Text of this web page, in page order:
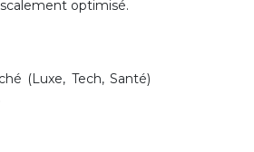
optimisé.
(Luxe, Tech, Santé)